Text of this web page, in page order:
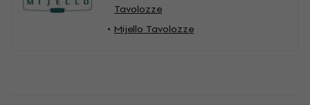
Tavolozze
Mijello Tavolozze